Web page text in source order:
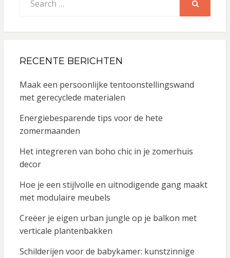
for:
RECENTE BERICHTEN
Maak een persoonlijke tentoonstellingswand
met gerecyclede materialen
Energiebesparende tips voor de hete
zomermaanden
Het integreren van boho chic in je zomerhuis
decor
Hoe je een stijlvolle en uitnodigende gang maakt
met modulaire meubels
Creëer je eigen urban jungle op je balkon met
verticale plantenbakken
Schilderijen voor de babykamer: kunstzinnige